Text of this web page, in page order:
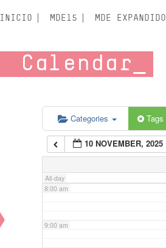
INICIO MDE15 MDE EXPANDIDO
Calendar
Categories Tags
10 NOVEMBER, 2025
All-day
5:00 am
6:00 am
7:00 am
8:00 am
9:00 am